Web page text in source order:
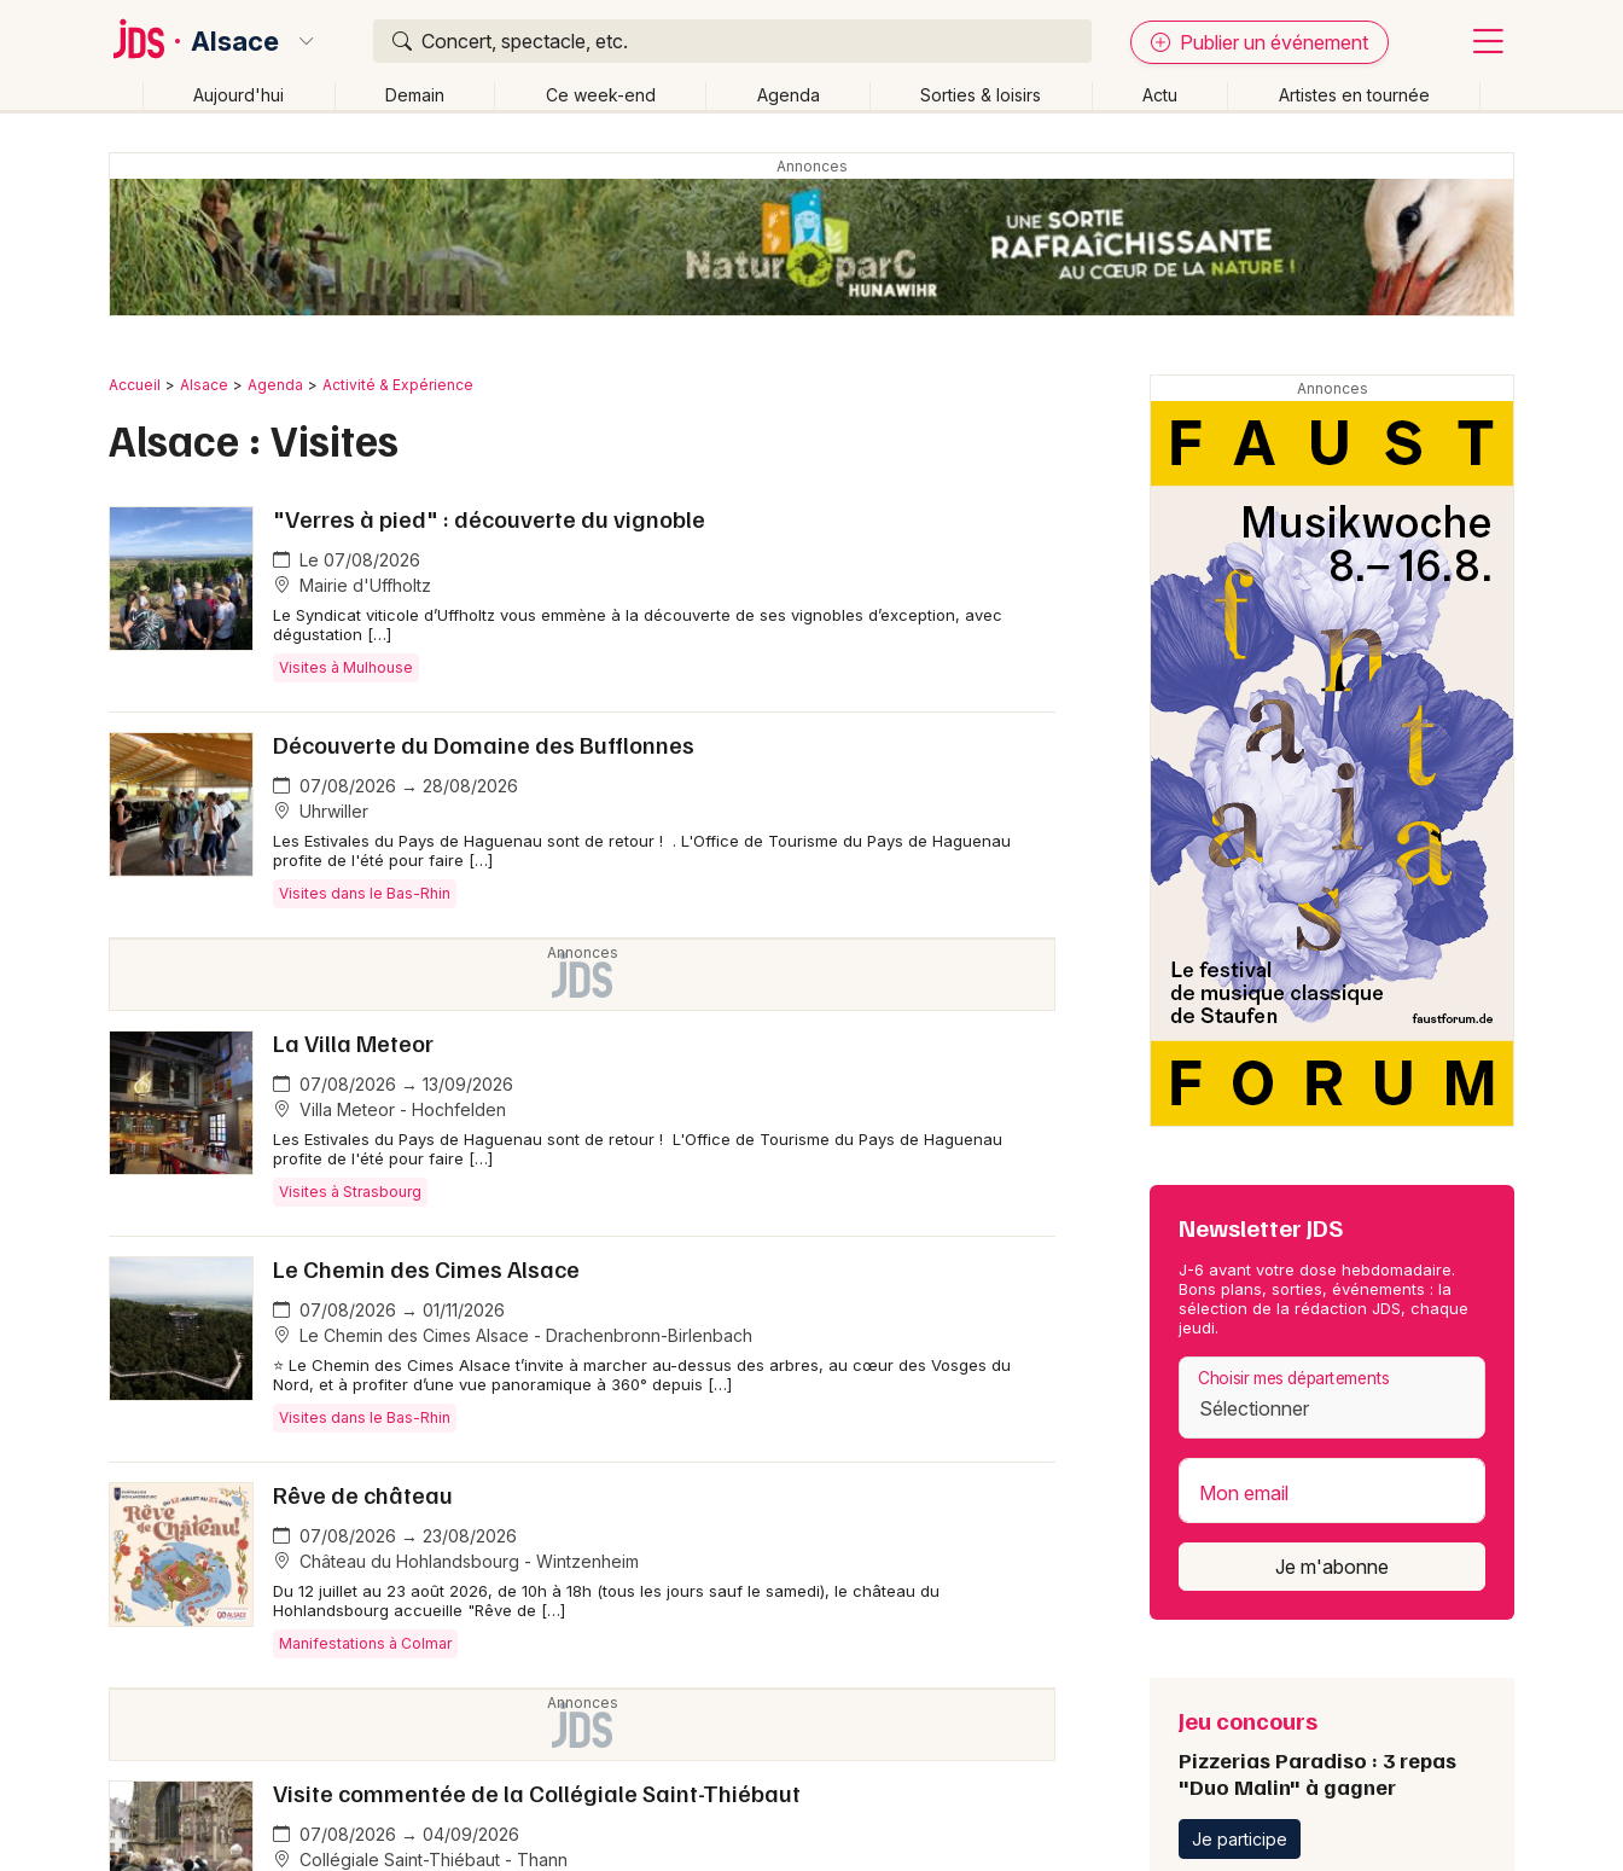
Alsace Concert, spectacle, etc. Publier un événement
Aujourd'hui Demain Ce week-end Agenda Sorties & loisirs Actu Artistes en tournée
Publier un événement
Grands événements
Soirées
Expos
Magazine en Alsace
Actus tourisme & loisirs
Bordeaux
Montpellier
Paris
Toulouse
Accueil Alsace Agenda Activité & Expérience
Alsace : Visites
"Verres à pied" : découverte du vignoble
Le 07/08/2026
Mairie d'Uffholtz
Le Syndicat viticole d’Uffholtz vous emmène à la découverte de ses vignobles d’exception, avec
dégustation […]
Visites à Mulhouse
Découverte du Domaine des Bufflonnes
07/08/2026 → 28/08/2026
Uhrwiller
Les Estivales du Pays de Haguenau sont de retour ! . L'Office de Tourisme du Pays de Haguenau
profite de l'été pour faire […]
Visites dans le Bas-Rhin
La Villa Meteor
07/08/2026 → 13/09/2026
Villa Meteor - Hochfelden
Les Estivales du Pays de Haguenau sont de retour ! L'Office de Tourisme du Pays de Haguenau
profite de l'été pour faire […]
Visites à Strasbourg
Le Chemin des Cimes Alsace
07/08/2026 → 01/11/2026
Le Chemin des Cimes Alsace - Drachenbronn-Birlenbach
⭐ Le Chemin des Cimes Alsace t’invite à marcher au-dessus des arbres, au cœur des Vosges du
Nord, et à profiter d’une vue panoramique à 360° depuis […]
Visites dans le Bas-Rhin
Rêve de château
07/08/2026 → 23/08/2026
Château du Hohlandsbourg - Wintzenheim
Du 12 juillet au 23 août 2026, de 10h à 18h (tous les jours sauf le samedi), le château du
Hohlandsbourg accueille "Rêve de […]
Manifestations à Colmar
Visite commentée de la Collégiale Saint-Thiébaut
07/08/2026 → 04/09/2026
Collégiale Saint-Thiébaut - Thann
Newsletter JDS
J-6 avant votre dose hebdomadaire.
Bons plans, sorties, événements : la
sélection de la rédaction JDS, chaque
jeudi.
Choisir mes départements
Mon email
Je m'abonne
Jeu concours
Pizzerias Paradiso : 3 repas
"Duo Malin" à gagner
Je participe
Où ?
Alsace Partout Près de moi Changer de lieu
Quand ? Effacer les dates
Aujourd'hui Demain Ce week-end Autre